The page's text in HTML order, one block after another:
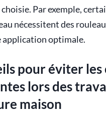
Par exemple,
nécessitent des
application optimale.
pour éviter
lors des
maison